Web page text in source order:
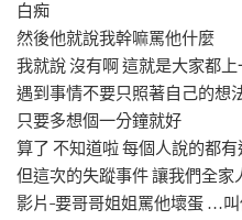
白痴
然後他就說我幹嘛罵他什麼
我就說 沒有啊 這就是大家都上
遇到事情不要只照著自己的想
只要多想個一分鐘就好
算了 不知道啦 每個人說的都有
但這次的失蹤事件 讓我們全家
影片-要哥哥姐姐罵他壞蛋 …